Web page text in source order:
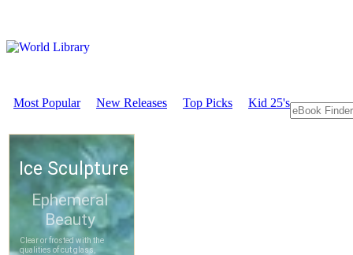
Most Popular New Releases Top Picks Kid 25's